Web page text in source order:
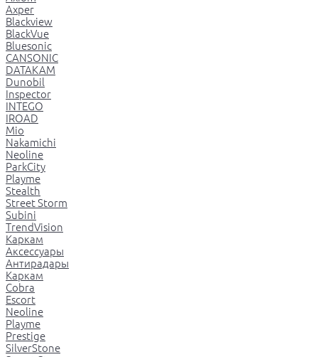
Axper
Blackview
BlackVue
Bluesonic
CANSONIC
DATAKAM
Dunobil
Inspector
INTEGO
IROAD
Mio
Nakamichi
Neoline
ParkCity
Playme
Stealth
Street Storm
Subini
TrendVision
Каркам
Аксессуары
Антирадары
Каркам
Cobra
Escort
Neoline
Playme
Prestige
SilverStone